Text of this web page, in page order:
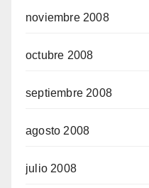
noviembre 2008
octubre 2008
septiembre 2008
agosto 2008
julio 2008